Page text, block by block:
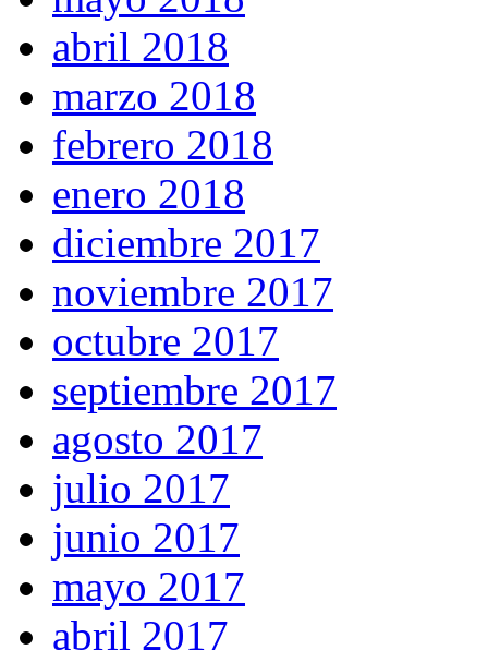
abril 2018
marzo 2018
febrero 2018
enero 2018
diciembre 2017
noviembre 2017
octubre 2017
septiembre 2017
agosto 2017
julio 2017
junio 2017
mayo 2017
abril 2017